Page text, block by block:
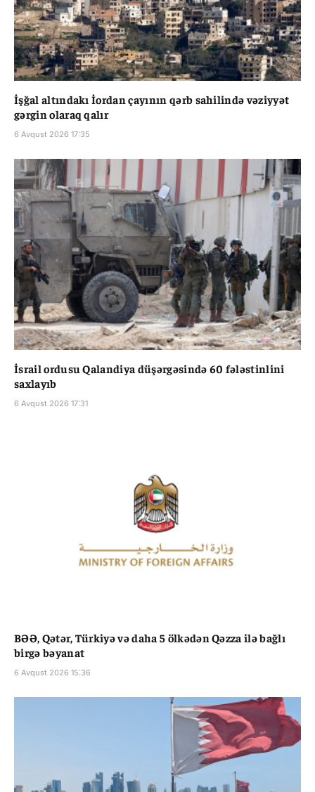
İşğal altındakı İordan çayının qərb sahilində vəziyyət
gərgin olaraq qalır
6 Avqust 2026 17:35
İsrail ordusu Qalandiya düşərgəsində 60 fələstinlini
saxlayıb
6 Avqust 2026 17:31
BƏƏ, Qətər, Türkiyə və daha 5 ölkədən Qəzza ilə bağlı
birgə bəyanat
6 Avqust 2026 15:36